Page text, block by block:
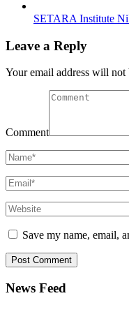
SETARA Institute
Leave a Reply
Your email address will not
Comment
Save my name, email,
News Feed